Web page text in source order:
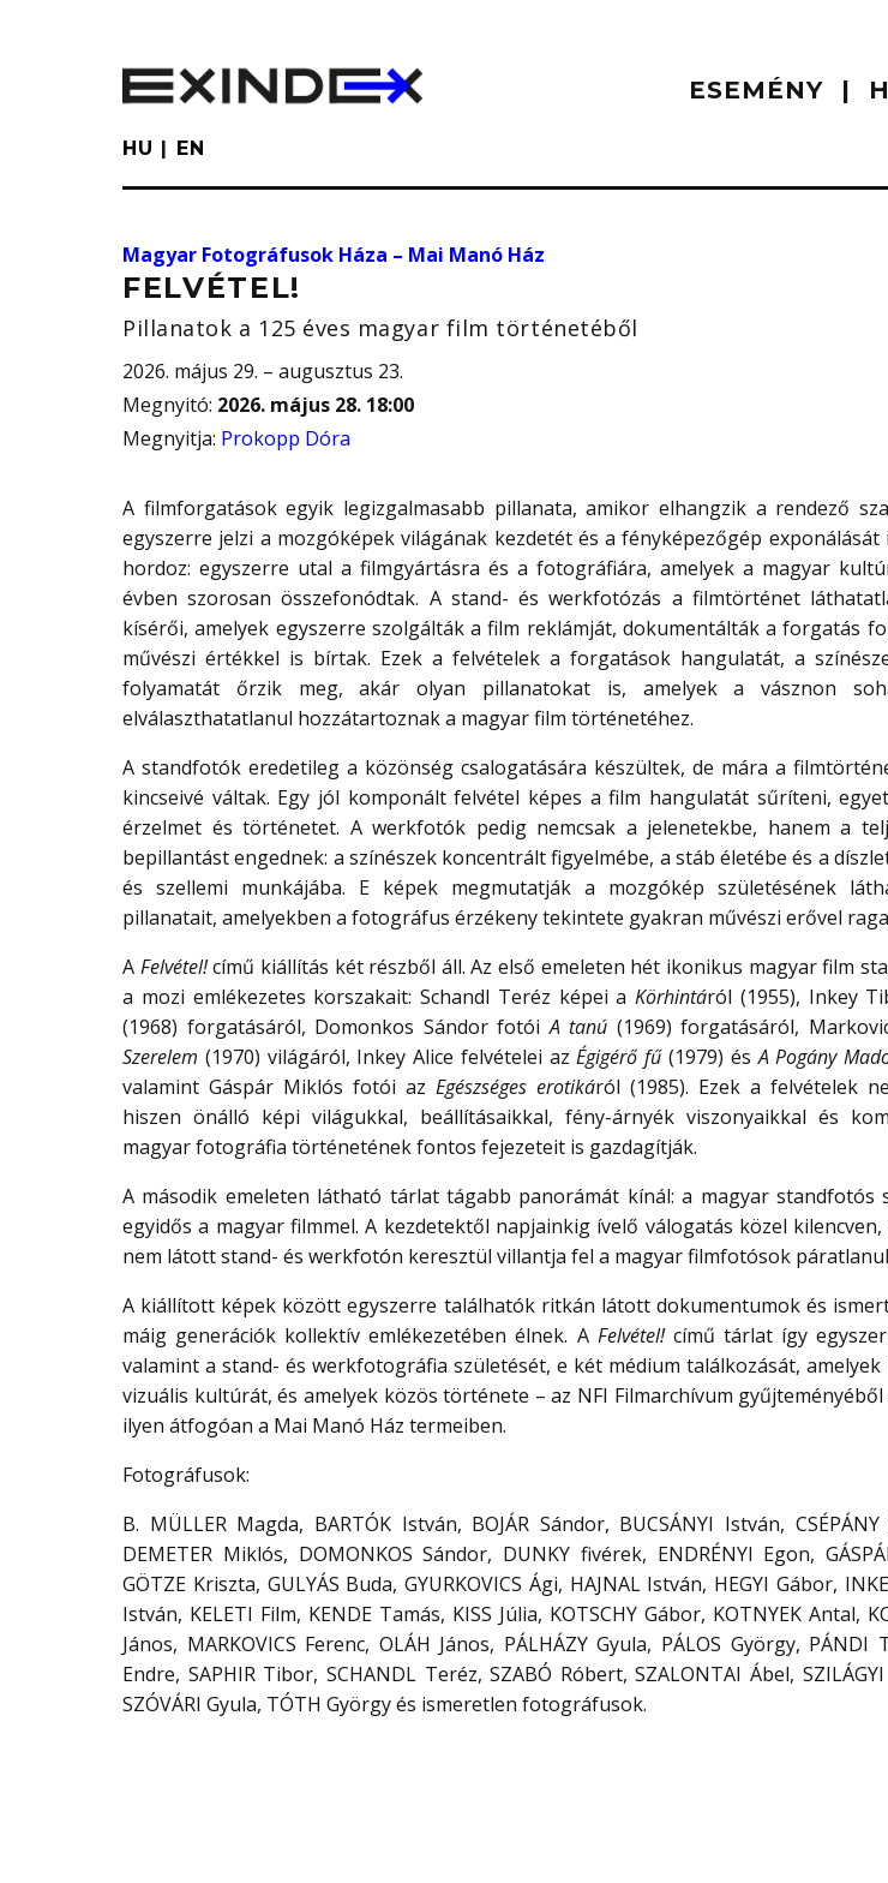
ESEMÉNY
HU EN
Magyar Fotográfusok Háza – Mai Manó Ház
FELVÉTEL!
Pillanatok a 125 éves magyar film történetéből
2026. május 29. – augusztus 23.
Megnyitó: 2026. május 28. 18:00
Megnyitja: Prokopp Dóra
A filmforgatások egyik legizgalmasabb pillanata, amikor elhangzik a rendező
egyszerre jelzi a mozgóképek világának kezdetét és a fényképezőgép
hordoz: egyszerre utal a filmgyártásra és a fotográfiára, amelyek a magyar
évben szorosan összefonódtak. A stand- és werkfotózás a filmtörténet
kísérői, amelyek egyszerre szolgálták a film reklámját, dokumentálták a forgatás
művészi értékkel is bírtak. Ezek a felvételek a forgatások hangulatát, a
folyamatát őrzik meg, akár olyan pillanatokat is, amelyek a vásznon
elválaszthatatlanul hozzátartoznak a magyar film történetéhez.
A standfotók eredetileg a közönség csalogatására készültek, de mára a
kincseivé váltak. Egy jól komponált felvétel képes a film hangulatát sűríteni,
érzelmet és történetet. A werkfotók pedig nemcsak a jelenetekbe, hanem a
bepillantást engednek: a színészek koncentrált figyelmébe, a stáb életébe és a
és szellemi munkájába. E képek megmutatják a mozgókép születésének
pillanatait, amelyekben a fotográfus érzékeny tekintete gyakran művészi erővel
A Felvétel!című kiállítás két részből áll. Az első emeleten hét ikonikus magyar film
a mozi emlékezetes korszakait: Schandl Teréz képei aKörhintáról (1955), Inkey
(1968) forgatásáról, Domonkos Sándor fotóiA tanú (1969) forgatásáról,
Szerelem (1970) világáról, Inkey Alice felvételei azÉgigérő fű(1979) ésA Pogány
valamint Gáspár Miklós fotói azEgészséges erotikáról (1985). Ezek a felvételek
hiszen önálló képi világukkal, beállításaikkal, fény-árnyék viszonyaikkal és
magyar fotográfia történetének fontos fejezeteit is gazdagítják.
A második emeleten látható tárlat tágabb panorámát kínál: a magyar standfotós
egyidős a magyar filmmel. A kezdetektől napjainkig ívelő válogatás közel
nem látott stand- és werkfotón keresztül villantja fel a magyar filmfotósok
A kiállított képek között egyszerre találhatók ritkán látott dokumentumok és
máig generációk kollektív emlékezetében élnek. A Felvétel!című tárlat így
valamint a stand- és werkfotográfia születését, e két médium találkozását,
vizuális kultúrát, és amelyek közös története – az NFI Filmarchívum
ilyen átfogóan a Mai Manó Ház termeiben.
Fotográfusok:
B. MÜLLER Magda, BARTÓK István, BOJÁR Sándor, BUCSÁNYI István,
DEMETER Miklós, DOMONKOS Sándor, DUNKY fivérek, ENDRÉNYI Egon,
GÖTZE Kriszta, GULYÁS Buda, GYURKOVICS Ági, HAJNAL István, HEGYI Gábor,
István, KELETI Film, KENDE Tamás, KISS Júlia, KOTSCHY Gábor, KOTNYEK Antal,
János, MARKOVICS Ferenc, OLÁH János, PÁLHÁZY Gyula, PÁLOS György, PÁNDI
Endre, SAPHIR Tibor, SCHANDL Teréz, SZABÓ Róbert, SZALONTAI Ábel,
SZÓVÁRI Gyula, TÓTH György és ismeretlen fotográfusok.